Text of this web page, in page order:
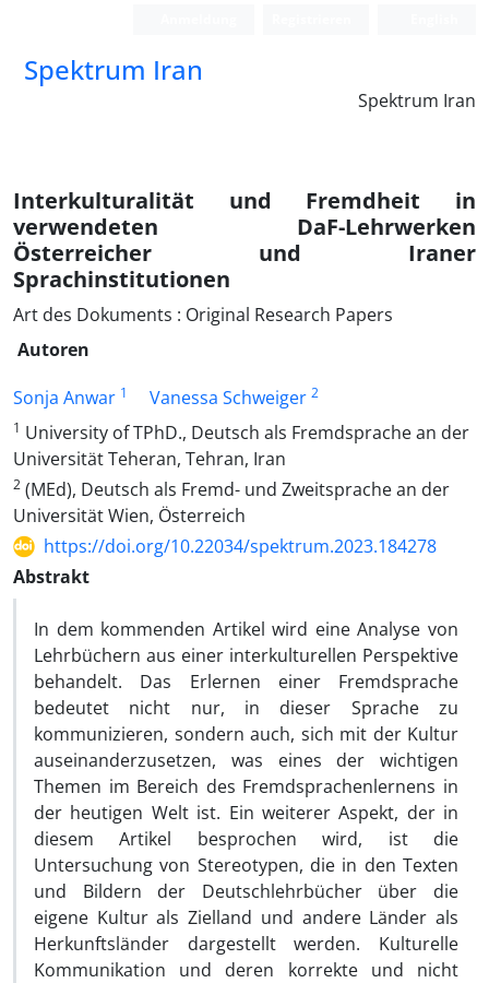
Spektrum Iran
Spektrum Iran
Interkulturalität und Fremdheit in
verwendeten DaF-Lehrwerken
Österreicher und Iraner
Sprachinstitutionen
Art des Dokuments : Original Research Papers
Autoren
Sonja Anwar 1 Vanessa Schweiger 2
1 University of TPhD., Deutsch als Fremdsprache an der
Universität Teheran, Tehran, Iran
2 (MEd), Deutsch als Fremd- und Zweitsprache an der
Universität Wien, Österreich
https://doi.org/10.22034/spektrum.2023.184278
Abstrakt
In dem kommenden Artikel wird eine Analyse von
Lehrbüchern aus einer interkulturellen Perspektive
behandelt. Das Erlernen einer Fremdsprache
bedeutet nicht nur, in dieser Sprache zu
kommunizieren, sondern auch, sich mit der Kultur
auseinanderzusetzen, was eines der wichtigen
Themen im Bereich des Fremdsprachenlernens in
der heutigen Welt ist. Ein weiterer Aspekt, der in
diesem Artikel besprochen wird, ist die
Untersuchung von Stereotypen, die in den Texten
und Bildern der Deutschlehrbücher über die
eigene Kultur als Zielland und andere Länder als
Herkunftsländer dargestellt werden. Kulturelle
Kommunikation und deren korrekte und nicht